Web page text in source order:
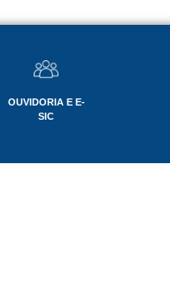
OUVIDORIA E E-
SIC